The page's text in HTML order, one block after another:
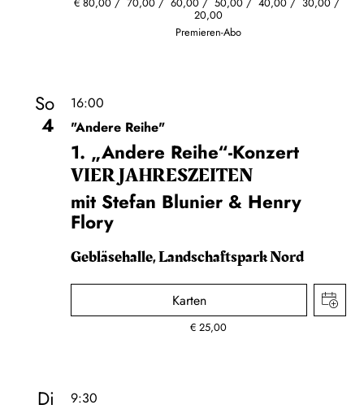
20,00
Premieren-Abo
So
4
16:00
"Andere Reihe"
1. „Andere Reihe“-Konzert
VIER JAHRESZEITEN
mit Stefan Blunier & Henry
Flory
Gebläsehalle, Landschaftspark Nord
Karten
€25,00
Di
9:30